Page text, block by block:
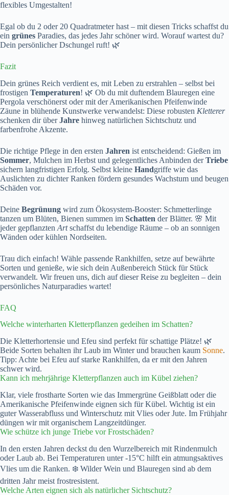
flexibles Umgestalten!
Egal ob du 2 oder 20 Quadratmeter hast – mit diesen Tricks schaffst du
ein grünes Paradies, das jedes Jahr schöner wird. Worauf wartest du?
Dein persönlicher Dschungel ruft! 🌿
Fazit
Dein grünes Reich verdient es, mit Leben zu erstrahlen – selbst bei
frostigen Temperaturen! 🌿 Ob du mit duftendem Blauregen eine
Pergola verschönerst oder mit der Amerikanischen Pfeifenwinde
Zäune in blühende Kunstwerke verwandelst: Diese robusten Kletterer
schenken dir überJahre hinweg natürlichen Sichtschutz und
farbenfrohe Akzente.
Die richtige Pflege in den ersten Jahren ist entscheidend: Gießen im
Sommer, Mulchen im Herbst und gelegentliches Anbinden derTriebe
sichern langfristigen Erfolg. Selbst kleine Handgriffe wie das
Auslichten zu dichter Ranken fördern gesundes Wachstum und beugen
Schäden vor.
Deine Begrünung wird zum Ökosystem-Booster: Schmetterlinge
tanzen um Blüten, Bienen summen im Schatten der Blätter. 🌸 Mit
jeder gepflanzten Artschaffst du lebendige Räume – ob an sonnigen
Wänden oder kühlen Nordseiten.
Trau dich einfach! Wähle passende Rankhilfen, setze auf bewährte
Sorten und genieße, wie sich dein Außenbereich Stück für Stück
verwandelt. Wir freuen uns, dich auf dieser Reise zu begleiten – dein
persönliches Naturparadies wartet!
FAQ
Welche winterharten Kletterpflanzen gedeihen im Schatten?
Die Kletterhortensie und Efeu sind perfekt für schattige Plätze! 🌿
Beide Sorten behalten ihr Laub im Winter und brauchen kaum Sonne.
Tipp: Achte bei Efeu auf starke Rankhilfen, da er mit den Jahren
schwer wird.
Kann ich mehrjährige Kletterpflanzen auch im Kübel ziehen?
Klar, viele frostharte Sorten wie das Immergrüne Geißblatt oder die
Amerikanische Pfeifenwinde eignen sich für Kübel. Wichtig ist ein
guter Wasserabfluss und Winterschutz mit Vlies oder Jute. Im Frühjahr
düngen wir mit organischem Langzeitdünger.
Wie schütze ich junge Triebe vor Frostschäden?
In den ersten Jahren deckst du den Wurzelbereich mit Rindenmulch
oder Laub ab. Bei Temperaturen unter -15°C hilft ein atmungsaktives
Vlies um die Ranken. ❄️ Wilder Wein und Blauregen sind ab dem
dritten Jahr meist frostresistent.
Welche Arten eignen sich als natürlicher Sichtschutz?